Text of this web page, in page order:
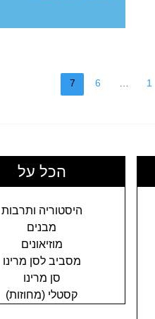
ונזק
1
6
7
הכל על
היסטוריה ותרבות
מבנים
מוזיאונים
מסביב לסן מרינו
סן מרינו
קסטלי (מחוזות)